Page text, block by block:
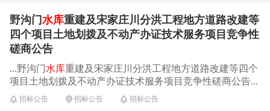
野沟门水库重建及宋家庄川分洪工程地方道路改建等
四个项目土地划拨及不动产办证技术服务项目竞争性
磋商公告
...野沟门水库重建及宋家庄川分洪工程地方道路改建等四个
项目土地划拨及不动产办证技术服务项目竞争性磋商公告...
招标公告 招标公告 招标公告